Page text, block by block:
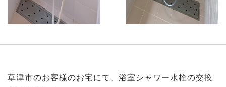
草津市のお客様のお宅にて、浴室シャワー水栓の交換